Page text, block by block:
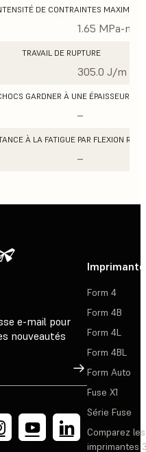
DE CONTRAINTES MAXIMUM
1.65 MPa-m1/
TRAVAIL DE RUPTURE
305.0 J/m
GARDNER À UNE ÉPAISSEUR DE
–
À LA FATIGUE PAR FLEXION ROSS
–
e-mail pour
nouveautés
Inscription
Form 4
Form 4B
Form 4L
Form 4BL
Form Auto
Fuse X1
Série Fuse
Comparez les
imprimantes